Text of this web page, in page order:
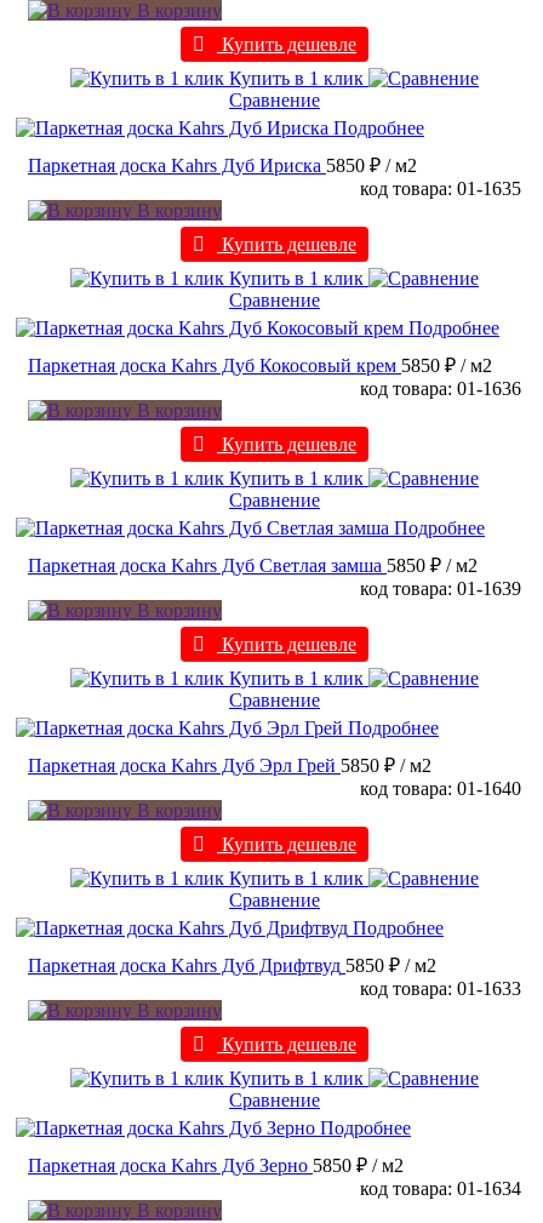
В корзину
Купить дешевле
Купить в 1 клик
Сравнение
Подробнее
Паркетная доска Kahrs Дуб Ириска 5850 ₽ / м2
код товара: 01-1635
В корзину
Купить дешевле
Купить в 1 клик
Сравнение
Подробнее
Паркетная доска Kahrs Дуб Кокосовый крем 5850 ₽ / м2
код товара: 01-1636
В корзину
Купить дешевле
Купить в 1 клик
Сравнение
Подробнее
Паркетная доска Kahrs Дуб Светлая замша 5850 ₽ / м2
код товара: 01-1639
В корзину
Купить дешевле
Купить в 1 клик
Сравнение
Подробнее
Паркетная доска Kahrs Дуб Эрл Грей 5850 ₽ / м2
код товара: 01-1640
В корзину
Купить дешевле
Купить в 1 клик
Сравнение
Подробнее
Паркетная доска Kahrs Дуб Дрифтвуд 5850 ₽ / м2
код товара: 01-1633
В корзину
Купить дешевле
Купить в 1 клик
Сравнение
Подробнее
Паркетная доска Kahrs Дуб Зерно 5850 ₽ / м2
код товара: 01-1634
В корзину